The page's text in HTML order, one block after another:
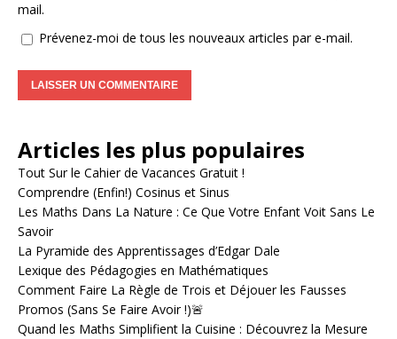
mail.
Prévenez-moi de tous les nouveaux articles par e-mail.
t
e
r
n
a
t
i
v
e
:
Articles les plus populaires
Tout Sur le Cahier de Vacances Gratuit !
Comprendre (Enfin!) Cosinus et Sinus
Les Maths Dans La Nature : Ce Que Votre Enfant Voit Sans Le
Savoir
La Pyramide des Apprentissages d’Edgar Dale
Lexique des Pédagogies en Mathématiques
Comment Faire La Règle de Trois et Déjouer les Fausses
Promos (Sans Se Faire Avoir !)🚨
Quand les Maths Simplifient la Cuisine : Découvrez la Mesure